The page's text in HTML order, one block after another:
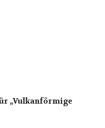
„Vulkanförmige